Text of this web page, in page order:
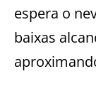
espera o
baixas